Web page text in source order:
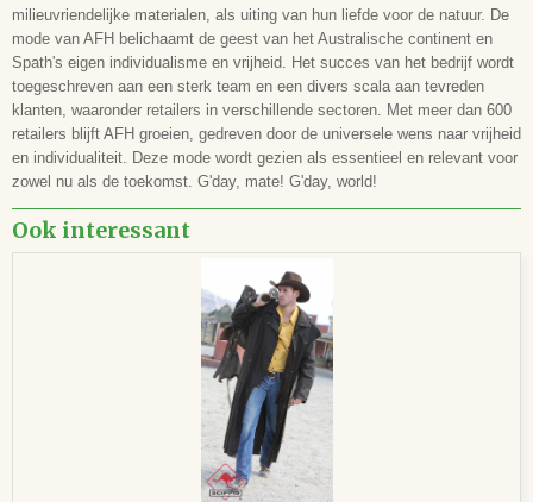
milieuvriendelijke materialen, als uiting van hun liefde voor de natuur. De
mode van AFH belichaamt de geest van het Australische continent en
Spath's eigen individualisme en vrijheid. Het succes van het bedrijf wordt
toegeschreven aan een sterk team en een divers scala aan tevreden
klanten, waaronder retailers in verschillende sectoren. Met meer dan 600
retailers blijft AFH groeien, gedreven door de universele wens naar vrijheid
en individualiteit. Deze mode wordt gezien als essentieel en relevant voor
zowel nu als de toekomst. G'day, mate! G'day, world!
Ook interessant